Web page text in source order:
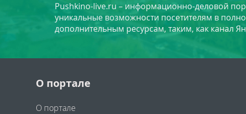
Pushkino-live.ru – информационно-деловой
уникальные возможности посетителям в
дополнительным ресурсам, таким, как канал
О портале
О портале